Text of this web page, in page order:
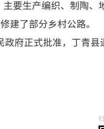
要生产编织、制陶、
建了部分乡村公路。
府正式批准，丁青县